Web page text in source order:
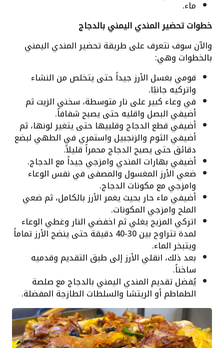
ماء.
خطوات تحضير المندي اليمني بالدجاج
والآن سوف نتعرف على طريقة تحضير المندي اليمني
بالخطوات وهي:
قومي بغسل الأرز جيداً حتى يتخلص من النشاء
واتركيه جانبًا.
في وعاء كبير على نار متوسطة، سخني الزيت ثم
أضيفي البصل واقليه حتى يصبح شفافاً.
أضيفي قطع الدجاج وقلبيها حتى يتغير لونها، ثم
أضيفي الثوم والزنجبيل واستمري في الطهي لبضع
دقائق حتى يصبح الدجاج محمراً قليلاً.
أضيفي بهارات المندي وامزجي جيداً مع الدجاج.
ضعي الأرز المغسول والمصفى في نفس الوعاء
وامزجي مع مكونات الدجاج.
أضيفي ماء حار بحيث يغمر الأرز بالكامل، ثم ضعي
الملح وامزجي المكونات.
اتركي المزيج يغلي ثم اخفضي النار وغطي الوعاء
لمدة تتراوح بين 30-40 دقيقة حتى ينضج الأرز تماماً
ويتبخر الماء.
بعد ذلك، انقلي الأرز إلى طبق التقديم وقدميه
ساخناً.
يُفضل تقديم المندي اليمني بالدجاج مع صلصة
الطماطم أو الريتشا والسلطات الطازجة المفضلة.